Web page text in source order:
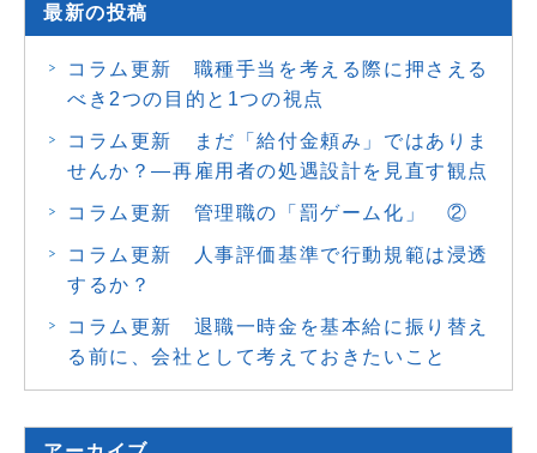
最新の投稿
コラム更新 職種手当を考える際に押さえる
べき2つの目的と1つの視点
コラム更新 まだ「給付金頼み」ではありま
せんか？―再雇用者の処遇設計を見直す観点
コラム更新 管理職の「罰ゲーム化」 ②
コラム更新 人事評価基準で行動規範は浸透
するか？
コラム更新 退職一時金を基本給に振り替え
る前に、会社として考えておきたいこと